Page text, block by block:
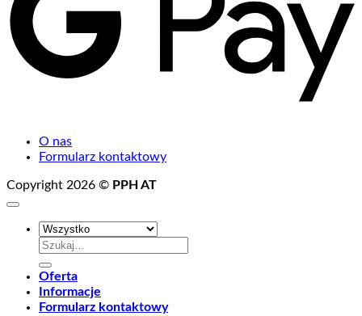
O nas
Formularz kontaktowy
Copyright 2026 © PPH AT
Szukaj:
Oferta
Informacje
Formularz kontaktowy